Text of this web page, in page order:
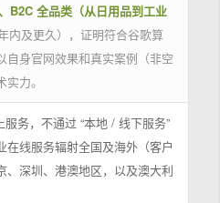
B2C 全品类（从日用品到工业
内及更久），证明符合谷歌算
自身官网效果和真实案例（非空
力。
务，不通过 “本地 / 线下服务”
在线服务辐射全国及海外（客户
、深圳、港澳地区，以及澳大利